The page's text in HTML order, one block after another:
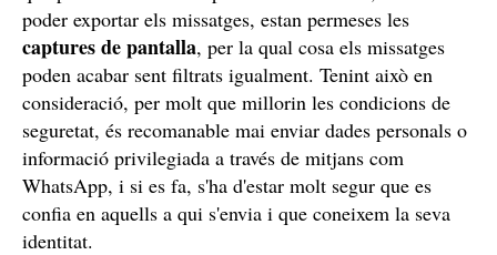
poder exportar els missatges, estan permeses les
captures de pantalla, per la qual cosa els missatges
poden acabar sent filtrats igualment. Tenint això en
consideració, per molt que millorin les condicions de
seguretat, és recomanable mai enviar dades personals o
informació privilegiada a través de mitjans com
WhatsApp, i si es fa, s'ha d'estar molt segur que es
confia en aquells a qui s'envia i que coneixem la seva
identitat.